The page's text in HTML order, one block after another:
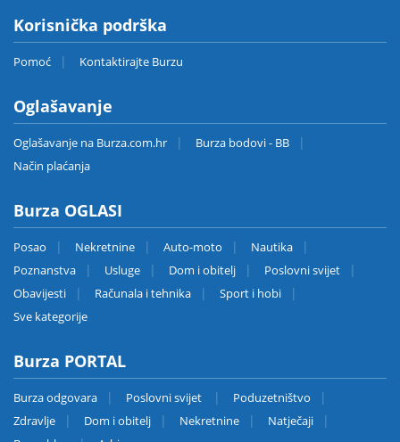
Korisnička podrška
Pomoć Kontaktirajte Burzu
Oglašavanje
Oglašavanje na Burza.com.hr
Burza bodovi - BB
Način plaćanja
Burza OGLASI
Posao Nekretnine Auto-moto
Nautika
Poznanstva
Usluge Dom i obitelj
Poslovni svijet
Obavijesti
Računala i tehnika
Sport i hobi
Sve kategorije
Burza PORTAL
Burza odgovara Poslovni svijet
Poduzetništvo
Zdravlje
Dom i obitelj Nekretnine
Natječaji